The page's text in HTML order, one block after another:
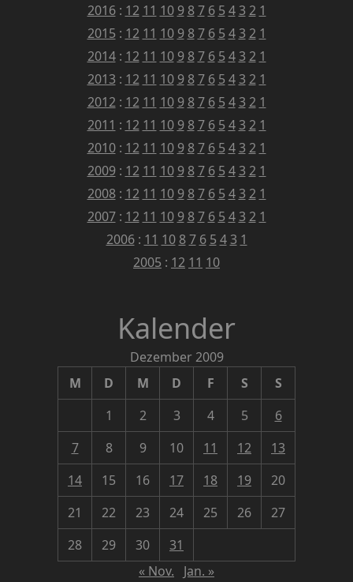
2016: 12 11 10 9 8 7 6 5 4 3 2 1
2015 : 12 11 10 9 8 7 6 5 4 3 2 1
2014: 12 11 10 9 8 7 6 5 4 3 2 1
2013 : 12 11 10 9 8 7 6 5 4 3 2 1
2012: 12 11 10 9 8 7 6 5 4 3 2 1
2011 : 12 11 10 9 8 7 6 5 4 3 2 1
2010: 12 11 10 9 8 7 6 5 4 3 2 1
2009: 12 11 10 9 8 7 6 5 4 3 2 1
2008: 12 11 10 9 8 7 6 5 4 3 2 1
2007: 12 11 10 9 8 7 6 5 4 3 2 1
2006: 11 10 8 7 6 5 4 3 1
2005 : 12 11 10
Kalender
Dezember 2009
M
D M D F S
S
1
2 3 4 5
6
7
8 9 10 11 12
13
14
15 16 17 18 19
20
21
22 23 24 25 26
27
28
29 30
31
« Nov.
Jan. »